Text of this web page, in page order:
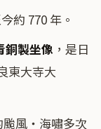
約 770 年。
銅製坐像 ，是日
東大寺大
風・海嘯多次